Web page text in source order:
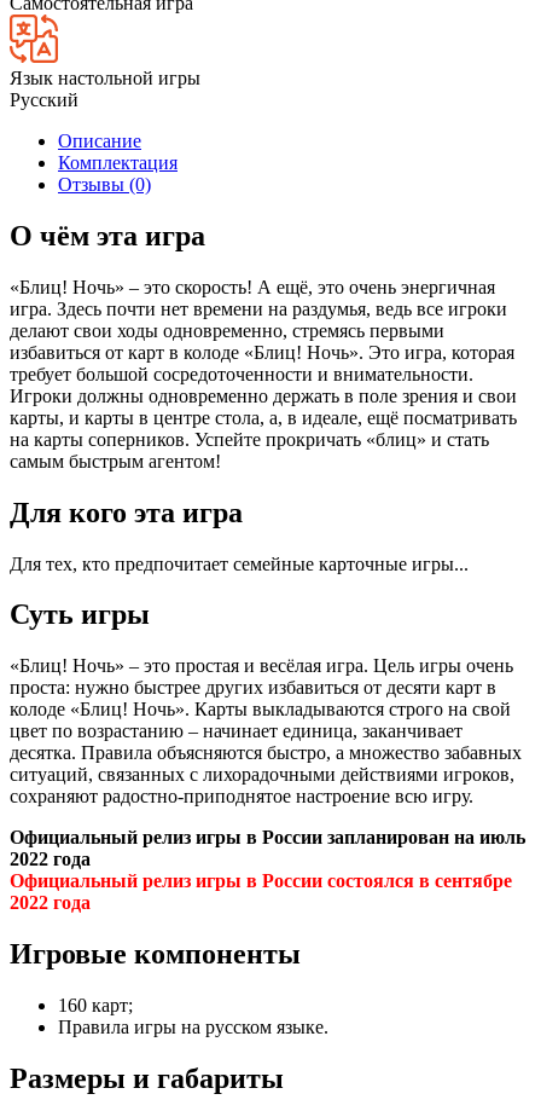
Язык настольной игры
Русский
Описание
Комплектация
Отзывы (0)
О чём эта игра
«Блиц! Ночь» – это скорость! А ещё, это очень энергичная
игра. Здесь почти нет времени на раздумья, ведь все игроки
делают свои ходы одновременно, стремясь первыми
избавиться от карт в колоде «Блиц! Ночь». Это игра, которая
требует большой сосредоточенности и внимательности.
Игроки должны одновременно держать в поле зрения и свои
карты, и карты в центре стола, а, в идеале, ещё посматривать
на карты соперников. Успейте прокричать «блиц» и стать
самым быстрым агентом!
Для кого эта игра
Для тех, кто предпочитает семейные карточные игры...
Суть игры
«Блиц! Ночь» – это простая и весёлая игра. Цель игры очень
проста: нужно быстрее других избавиться от десяти карт в
колоде «Блиц! Ночь». Карты выкладываются строго на свой
цвет по возрастанию – начинает единица, заканчивает
десятка. Правила объясняются быстро, а множество забавных
ситуаций, связанных с лихорадочными действиями игроков,
сохраняют радостно-приподнятое настроение всю игру.
Официальный релиз игры в России запланирован на июль
2022 года
Официальный релиз игры в России состоялся в сентябре
2022 года
Игровые компоненты
160 карт;
Правила игры на русском языке.
Размеры и габариты